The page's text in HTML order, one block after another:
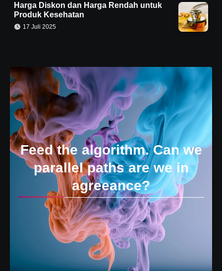
Harga Diskon dan Harga Rendah untuk
Produk Kesehatan
17 Juli 2025
Feed the algorithm. Can we
parallel paths are we in
agreeance?